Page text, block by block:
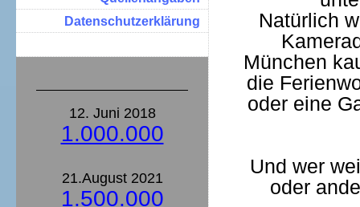
Natürlich
München
die
oder eine
Und wer
oder
Datenschutzerklärung
12. Juni 2018
1.000.000
21.August 2021
1.500.000